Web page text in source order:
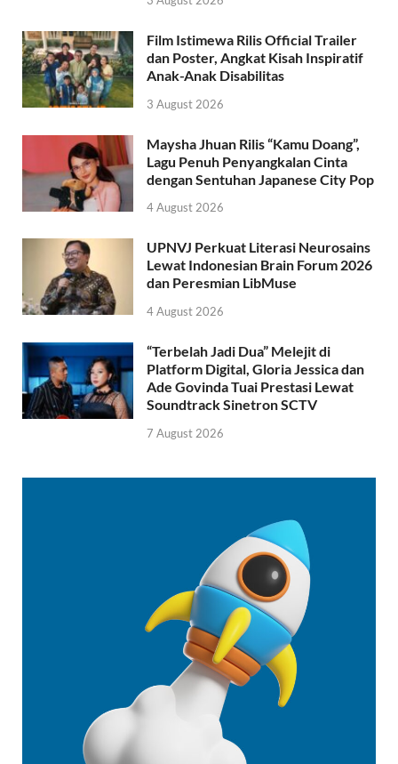
Film Istimewa Rilis Official Trailer
dan Poster, Angkat Kisah Inspiratif
Anak-Anak Disabilitas
3 August 2026
Maysha Jhuan Rilis “Kamu Doang”,
Lagu Penuh Penyangkalan Cinta
dengan Sentuhan Japanese City Pop
4 August 2026
UPNVJ Perkuat Literasi Neurosains
Lewat Indonesian Brain Forum 2026
dan Peresmian LibMuse
4 August 2026
“Terbelah Jadi Dua” Melejit di
Platform Digital, Gloria Jessica dan
Ade Govinda Tuai Prestasi Lewat
Soundtrack Sinetron SCTV
7 August 2026